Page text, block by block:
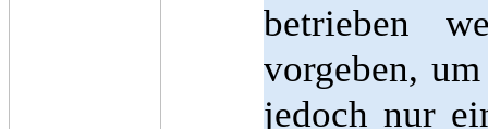
betrieben
vorgeben,
jedoch nur